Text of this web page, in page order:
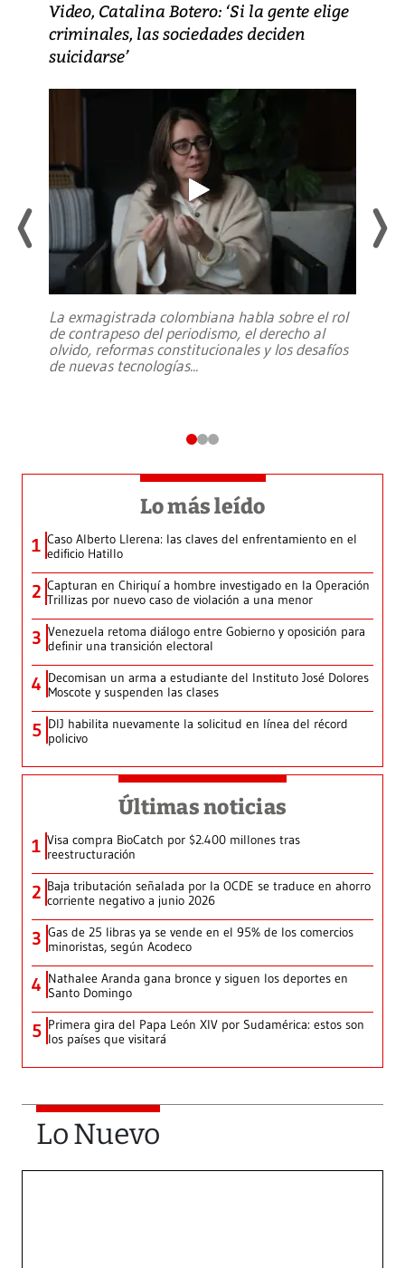
Video, Catalina Botero: ‘Si la gente elige
criminales, las sociedades deciden
suicidarse’
La exmagistrada colombiana habla sobre el rol
de contrapeso del periodismo, el derecho al
olvido, reformas constitucionales y los desafíos
de nuevas tecnologías...
Lo más leído
1 Caso Alberto Llerena: las claves del enfrentamiento en el
edificio Hatillo
2 Capturan en Chiriquí a hombre investigado en la Operación
Trillizas por nuevo caso de violación a una menor
3 Venezuela retoma diálogo entre Gobierno y oposición para
definir una transición electoral
4 Decomisan un arma a estudiante del Instituto José Dolores
Moscote y suspenden las clases
5 DIJ habilita nuevamente la solicitud en línea del récord
policivo
Últimas noticias
1 Visa compra BioCatch por $2.400 millones tras
reestructuración
2 Baja tributación señalada por la OCDE se traduce en ahorro
corriente negativo a junio 2026
3 Gas de 25 libras ya se vende en el 95% de los comercios
minoristas, según Acodeco
4 Nathalee Aranda gana bronce y siguen los deportes en
Santo Domingo
5 Primera gira del Papa León XIV por Sudamérica: estos son
los países que visitará
Lo Nuevo